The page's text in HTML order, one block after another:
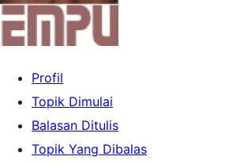
Profil
Topik Dimulai
Balasan Ditulis
Topik Yang Dibalas